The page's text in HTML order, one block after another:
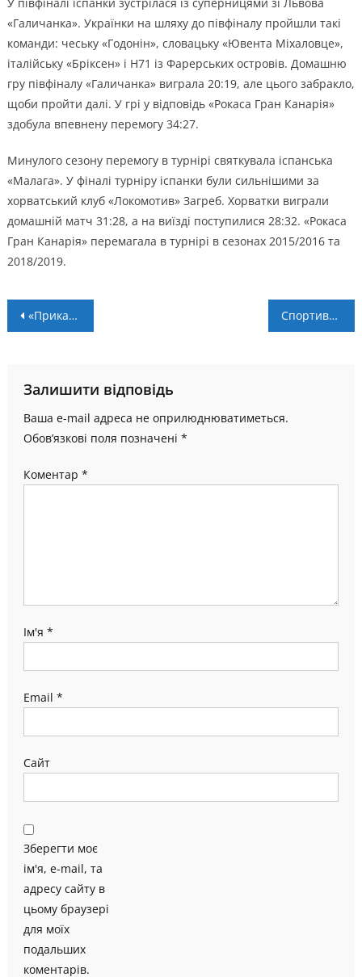
«Галичанка». Українки на шляху до півфіналу пройшли такі
команди: чеську «Годонін», словацьку «Ювента Міхаловце»,
італійську «Бріксен» і H71 із Фарерських островів. Домашню
гру півфіналу «Галичанка» виграла 20:19, але цього забракло,
щоби пройти далі. У грі у відповідь «Рокаса Гран Канарія»
здобула впевнену перемогу 34:27.
Минулого сезону перемогу в турнірі святкувала іспанська
«Малага». У фіналі турніру іспанки були сильнішими за
хорватський клуб «Локомотив» Загреб. Хорватки виграли
домашній матч 31:28, а на виїзді поступилися 28:32. «Рокаса
Гран Канарія» перемагала в турнірі в сезонах 2015/2016 та
2018/2019.
Навігація
«Прикарпаття» стало четвертим на «Кубку допомоги Україні» Спортивні клуби та ДЮСШ Івано-Франківщини отримали дозвіл на проведення тренувань
Залишити відповідь
Ваша e-mail адреса не оприлюднюватиметься.
Обов’язкові поля позначені *
Коментар *
Ім'я *
Email *
Сайт
Зберегти моє
ім'я, e-mail, та
адресу сайту в
цьому браузері
для моїх
подальших
коментарів.